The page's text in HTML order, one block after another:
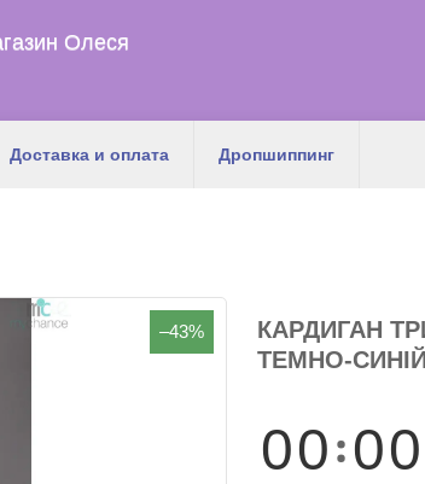
Олеся
Доставка и оплата Дропшиппинг
–43%
КАРДИГАН
ТЕМНО-
00 00